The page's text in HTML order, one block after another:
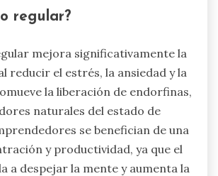
regular?
mejora significativamente la
reducir el estrés, la ansiedad y la
la liberación de endorfinas,
naturales del estado de
se benefician de una
y productividad, ya que el
a despejar la mente y aumenta la